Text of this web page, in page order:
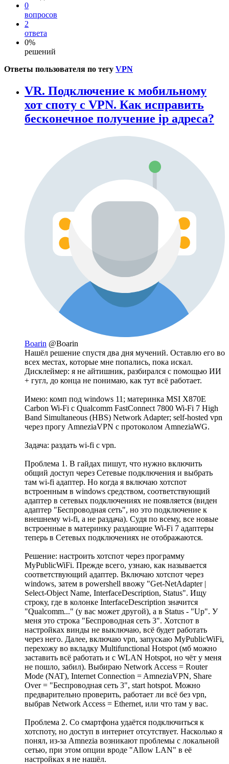
0
вопросов
2
ответа
0%
решений
Ответы пользователя по тегу VPN
VR. Подключение к мобильному
хот споту с VPN. Как исправить
бесконечное получение ip адреса?
Boarin @Boarin
Нашёл решение спустя два дня мучений. Оставлю его во
всех местах, которые мне попались, пока искал.
Дисклеймер: я не айтишник, разбирался с помощью ИИ
+ гугл, до конца не понимаю, как тут всё работает.
Имею: комп под windows 11; материнка MSI X870E
Carbon Wi-Fi с Qualcomm FastConnect 7800 Wi-Fi 7 High
Band Simultaneous (HBS) Network Adapter; self-hosted vpn
через прогу AmneziaVPN с протоколом AmneziaWG.
Задача: раздать wi-fi с vpn.
Проблема 1. В гайдах пишут, что нужно включить
общий доступ через Сетевые подключения и выбрать
там wi-fi адаптер. Но когда я включаю хотспот
встроенным в windows средством, соответствующий
адаптер в сетевых подключениях не появляется (виден
адаптер "Беспроводная сеть", но это подключение к
внешнему wi-fi, а не раздача). Судя по всему, все новые
встроенные в материнку раздающие Wi-Fi 7 адаптеры
теперь в Сетевых подключениях не отображаются.
Решение: настроить хотспот через программу
MyPublicWiFi. Прежде всего, узнаю, как называется
соответствующий адаптер. Включаю хотспот через
windows, затем в powershell ввожу "Get-NetAdapter |
Select-Object Name, InterfaceDescription, Status". Ищу
строку, где в колонке InterfaceDescription значится
"Qualcomm..." (у вас может другой), а в Status - "Up". У
меня это строка "Беспроводная сеть 3". Хотспот в
настройках винды не выключаю, всё будет работать
через него. Далее, включаю vpn, запускаю MyPublicWiFi,
перехожу во вкладку Multifunctional Hotspot (мб можно
заставить всё работать и с WLAN Hotspot, но чёт у меня
не пошло, забил). Выбираю Network Access = Router
Mode (NAT), Internet Connection = AmneziaVPN, Share
Over = "Беспроводная сеть 3", start hotspot. Можно
предварительно проверить, работает ли всё без vpn,
выбрав Network Access = Ethernet, или что там у вас.
Проблема 2. Со смартфона удаётся подключиться к
хотспоту, но доступ в интернет отсутствует. Насколько я
понял, из-за Amnezia возникают проблемы с локальной
сетью, при этом опции вроде "Allow LAN" в её
настройках я не нашёл.